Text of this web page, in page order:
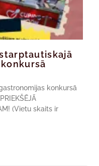
konkursā
(Vietu skaits ir